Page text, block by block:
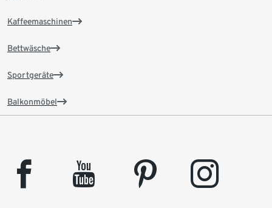
Kaffeemaschinen
Bettwäsche
Sportgeräte
Balkonmöbel
facebook youtube pinterest instagram